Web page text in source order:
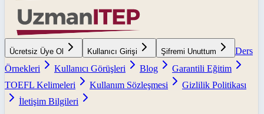
Ücretsiz Üye Ol Kullanıcı Girişi Şifremi Unuttum
Ders
Örnekleri
Kullanıcı Görüşleri Blog
Garantili Eğitim
TOEFL Kelimeleri
Kullanım Sözleşmesi
Gizlilik Politikası
İletişim Bilgileri